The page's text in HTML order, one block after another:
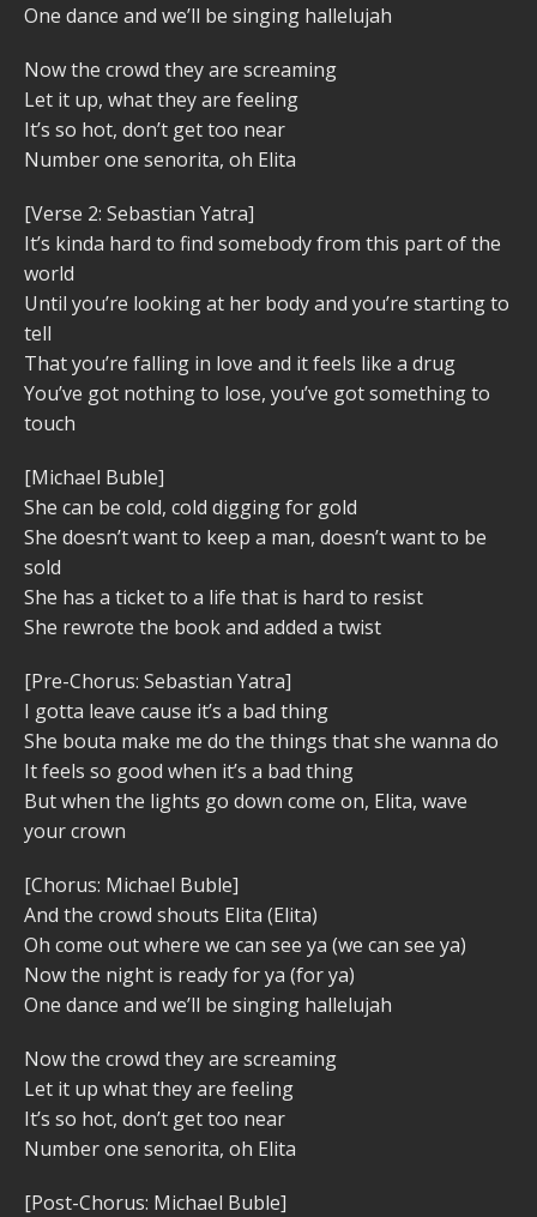
One dance and we’ll be singing hallelujah
Now the crowd they are screaming
Let it up, what they are feeling
It’s so hot, don’t get too near
Number one senorita, oh Elita
[Verse 2: Sebastian Yatra]
It’s kinda hard to find somebody from this part of the
world
Until you’re looking at her body and you’re starting to
tell
That you’re falling in love and it feels like a drug
You’ve got nothing to lose, you’ve got something to
touch
[Michael Buble]
She can be cold, cold digging for gold
She doesn’t want to keep a man, doesn’t want to be
sold
She has a ticket to a life that is hard to resist
She rewrote the book and added a twist
[Pre-Chorus: Sebastian Yatra]
I gotta leave cause it’s a bad thing
She bouta make me do the things that she wanna do
It feels so good when it’s a bad thing
But when the lights go down come on, Elita, wave
your crown
[Chorus: Michael Buble]
And the crowd shouts Elita (Elita)
Oh come out where we can see ya (we can see ya)
Now the night is ready for ya (for ya)
One dance and we’ll be singing hallelujah
Now the crowd they are screaming
Let it up what they are feeling
It’s so hot, don’t get too near
Number one senorita, oh Elita
[Post-Chorus: Michael Buble]